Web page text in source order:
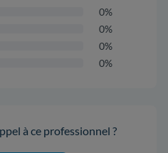
0%
0%
0%
0%
à ce professionnel ?